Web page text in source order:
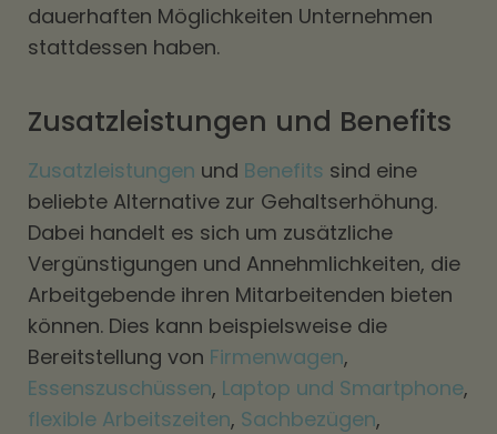
dauerhaften Möglichkeiten Unternehmen
stattdessen haben.
Zusatzleistungen und Benefits
Zusatzleistungen und Benefits sind eine
beliebte Alternative zur Gehaltserhöhung.
Dabei handelt es sich um zusätzliche
Vergünstigungen und Annehmlichkeiten, die
Arbeitgebende ihren Mitarbeitenden bieten
können. Dies kann beispielsweise die
Bereitstellung von Firmenwagen,
Essenszuschüssen, Laptop und Smartphone,
flexible Arbeitszeiten, Sachbezügen,